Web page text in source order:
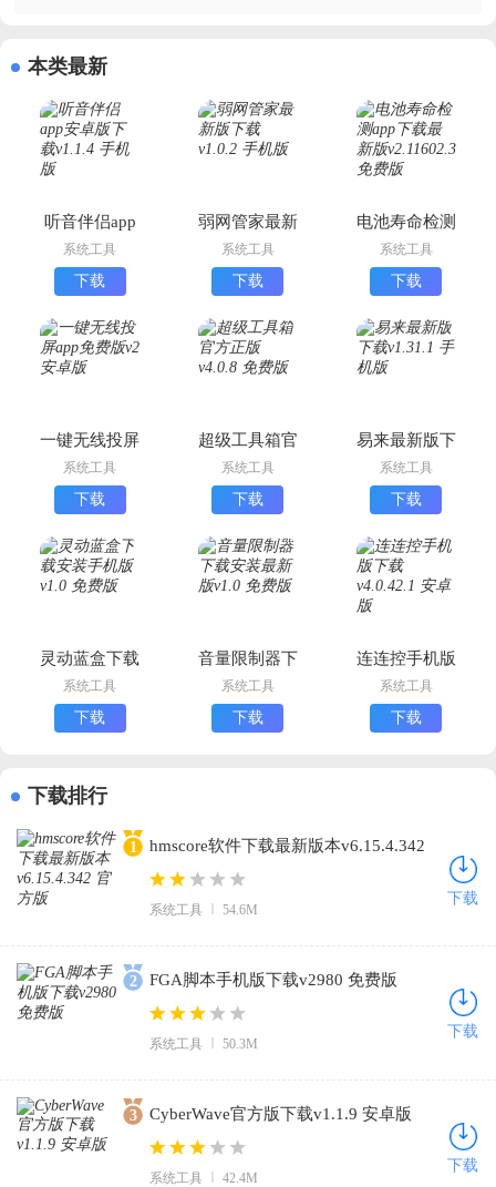
本类最新
听音伴侣app
安卓版下载
系统工具
下载
弱网管家最新
版下载
系统工具
下载
电池寿命检测
app下载最新
版
系统工具
下载
一键无线投屏
app免费版
系统工具
下载
超级工具箱官
方正版
系统工具
下载
易来最新版下
载
系统工具
下载
灵动蓝盒下载
安装手机版
系统工具
下载
音量限制器下
载安装最新版
系统工具
下载
连连控手机版
下载
系统工具
下载
下载排行
1
hmscore软件下载最新版本v6.15.4.342
官方版
系统工具 54.6M
下载
2 FGA脚本手机版下载v2980 免费版
系统工具 50.3M
下载
3 CyberWave官方版下载v1.1.9 安卓版
系统工具 42.4M
下载